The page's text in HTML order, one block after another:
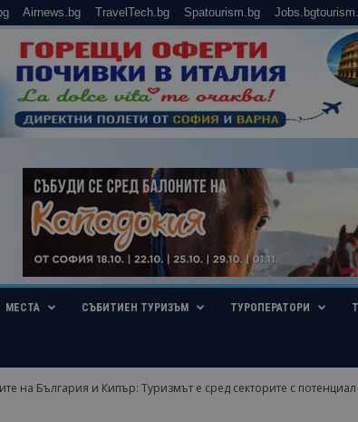
Airnews.bg TravelTech.bg Spatourism.bg
МЕСТА СЪБИТИЕН ТУРИЗЪМ ТУРОПЕРАТОРИ
на България и Кипър: Туризмът е сред секторите с потенциал